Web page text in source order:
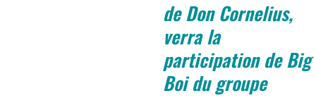
de Don Cornelius,
verra la
participation de Big
Boi du groupe